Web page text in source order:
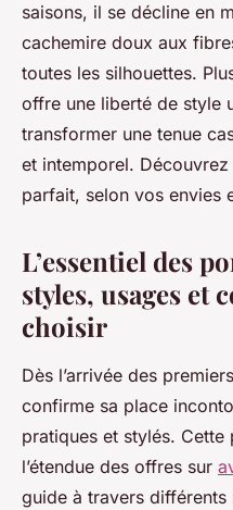
saisons, il se décline en
cachemire doux aux
toutes les silhouettes.
offre une liberté de style
transformer une tenue
et intemporel.
parfait, selon vos envies
L’essentiel des
styles, usages et
choisir
Dès l’arrivée des
confirme sa place
pratiques et stylés. Cette
l’étendue des offres sur
guide à travers